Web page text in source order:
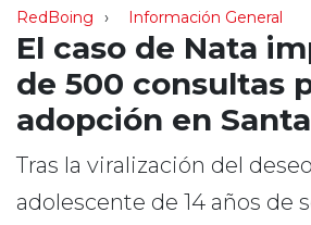
RedBoing Información General
El caso de Nata
de 500 consultas
adopción en
Tras la viralización del
adolescente de 14 años de